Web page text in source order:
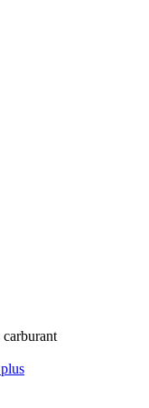
carburant